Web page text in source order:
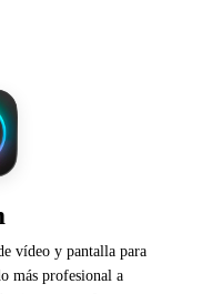
vídeo y pantalla para
más profesional a